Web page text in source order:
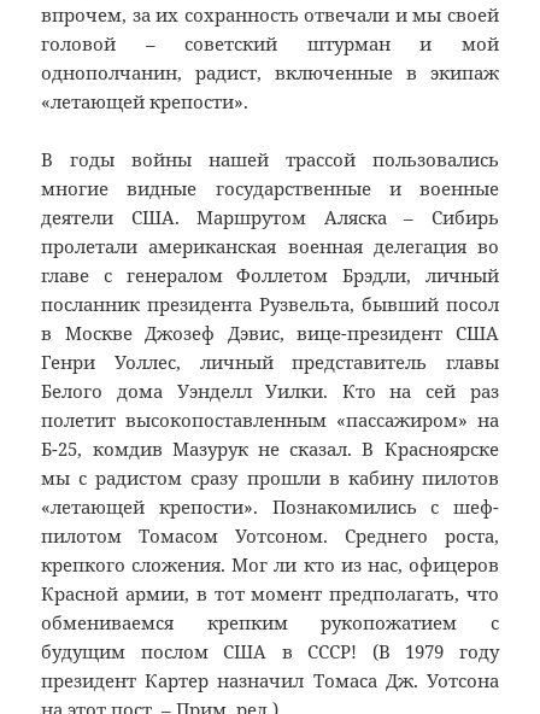
впрочем, за их сохранность отвечали и мы своей
головой – советский штурман и мой
однополчанин, радист, включенные в экипаж
«летающей крепости».
В годы войны нашей трассой пользовались
многие видные государственные и военные
деятели США. Маршрутом Аляска – Сибирь
пролетали американская военная делегация во
главе с генералом Фоллетом Брэдли, личный
посланник президента Рузвельта, бывший посол
в Москве Джозеф Дэвис, вице-президент США
Генри Уоллес, личный представитель главы
Белого дома Уэнделл Уилки. Кто на сей раз
полетит высокопоставленным «пассажиром» на
Б-25, комдив Мазурук не сказал. В Красноярске
мы с радистом сразу прошли в кабину пилотов
«летающей крепости». Познакомились с шеф-
пилотом Томасом Уотсоном. Среднего роста,
крепкого сложения. Мог ли кто из нас, офицеров
Красной армии, в тот момент предполагать, что
обмениваемся крепким рукопожатием с
будущим послом США в СССР! (В 1979 году
президент Картер назначил Томаса Дж. Уотсона